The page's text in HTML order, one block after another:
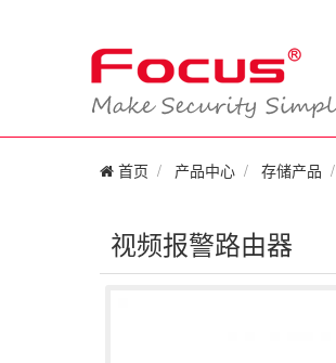
首页 产品中心 存储产品
视频报警路由器